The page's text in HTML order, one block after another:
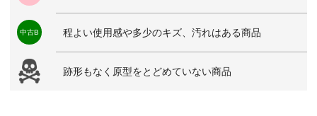
中古B 程よい使用感や多少のキズ、汚れはある商品
跡形もなく原型をとどめていない商品